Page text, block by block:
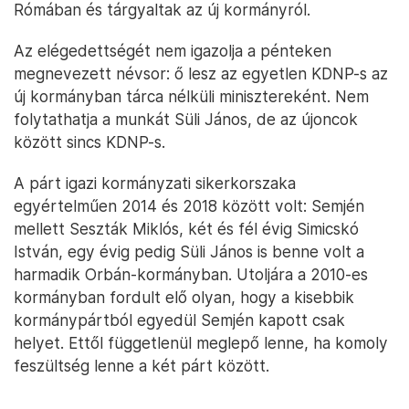
Rómában és tárgyaltak az új kormányról.
Az elégedettségét nem igazolja a pénteken
megnevezett névsor: ő lesz az egyetlen KDNP-s az
új kormányban tárca nélküli minisztereként. Nem
folytathatja a munkát Süli János, de az újoncok
között sincs KDNP-s.
A párt igazi kormányzati sikerkorszaka
egyértelműen 2014 és 2018 között volt: Semjén
mellett Seszták Miklós, két és fél évig Simicskó
István, egy évig pedig Süli János is benne volt a
harmadik Orbán-kormányban. Utoljára a 2010-es
kormányban fordult elő olyan, hogy a kisebbik
kormánypártból egyedül Semjén kapott csak
helyet. Ettől függetlenül meglepő lenne, ha komoly
feszültség lenne a két párt között.